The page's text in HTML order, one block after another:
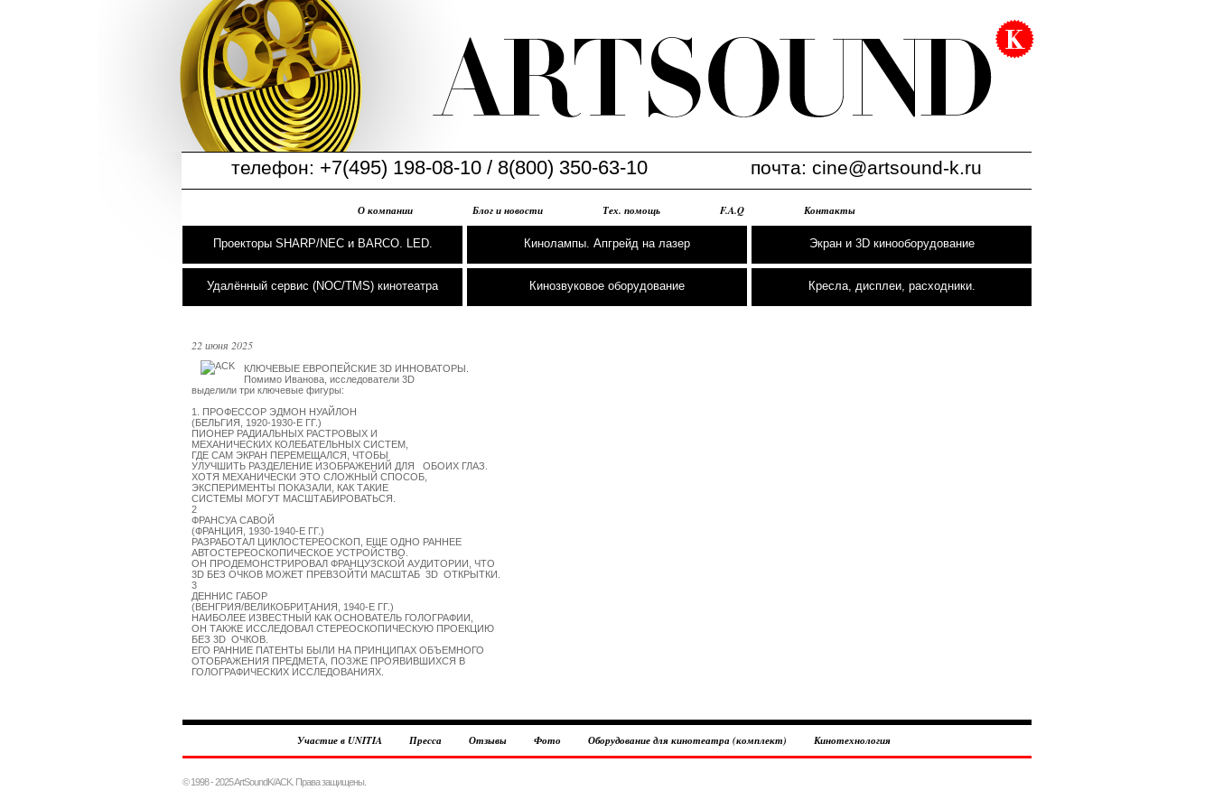
телефон: +7(495) 198-08-10 / 8(800) 350-63-10 почта: cine@artsound-k.ru
О компании Блог и новости Тех. помощь F.A.Q Контакты
Проекторы SHARP/NEC и BARCO. LED. Кинолампы. Апгрейд на лазер Экран и 3D кинооборудование
Удалённый сервис (NOC/TMS) кинотеатра Кинозвуковое оборудование Кресла, дисплеи, расходники.
22 июня 2025
КЛЮЧЕВЫЕ ЕВРОПЕЙСКИЕ 3D ИННОВАТОРЫ.
Помимо Иванова, исследователи 3D
выделили три ключевые фигуры:
1. ПРОФЕССОР ЭДМОН НУАЙЛОН
(БЕЛЬГИЯ, 1920-1930-Е ГГ.)
ПИОНЕР РАДИАЛЬНЫХ РАСТРОВЫХ И
МЕХАНИЧЕСКИХ КОЛЕБАТЕЛЬНЫХ СИСТЕМ,
ГДЕ САМ ЭКРАН ПЕРЕМЕЩАЛСЯ, ЧТОБЫ
УЛУЧШИТЬ РАЗДЕЛЕНИЕ ИЗОБРАЖЕНИЙ ДЛЯ   ОБОИХ ГЛАЗ.
ХОТЯ МЕХАНИЧЕСКИ ЭТО СЛОЖНЫЙ СПОСОБ,
ЭКСПЕРИМЕНТЫ ПОКАЗАЛИ, КАК ТАКИЕ
СИСТЕМЫ МОГУТ МАСШТАБИРОВАТЬСЯ.
2
ФРАНСУА САВОЙ
(ФРАНЦИЯ, 1930-1940-Е ГГ.)
РАЗРАБОТАЛ ЦИКЛОСТЕРЕОСКОП, ЕЩЕ ОДНО РАННЕЕ
АВТОСТЕРЕОСКОПИЧЕСКОЕ УСТРОЙСТВО.
ОН ПРОДЕМОНСТРИРОВАЛ ФРАНЦУЗСКОЙ АУДИТОРИИ, ЧТО
3D БЕЗ ОЧКОВ МОЖЕТ ПРЕВЗОЙТИ МАСШТАБ  3D  ОТКРЫТКИ.
3
ДЕННИС ГАБОР
(ВЕНГРИЯ/ВЕЛИКОБРИТАНИЯ, 1940-Е ГГ.)
НАИБОЛЕЕ ИЗВЕСТНЫЙ КАК ОСНОВАТЕЛЬ ГОЛОГРАФИИ,
ОН ТАКЖЕ ИССЛЕДОВАЛ СТЕРЕОСКОПИЧЕСКУЮ ПРОЕКЦИЮ
БЕЗ 3D  ОЧКОВ.
ЕГО РАННИЕ ПАТЕНТЫ БЫЛИ НА ПРИНЦИПАХ ОБЪЕМНОГО
ОТОБРАЖЕНИЯ ПРЕДМЕТА, ПОЗЖЕ ПРОЯВИВШИХСЯ В
ГОЛОГРАФИЧЕСКИХ ИССЛЕДОВАНИЯХ.
Участие в UNITIA Пресса Отзывы Фото Оборудование для кинотеатра (комплект) Кинотехнология
© 1998 - 2025 ArtSoundK/ACK. Права защищены.